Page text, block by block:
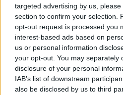
targeted advertising by us,
section to confirm your selection.
opt-out request is processed you
interest-based ads based on
us or personal information
your opt-out. You may separately
disclosure of your personal
IAB’s list of downstream
also be disclosed by us to third
”God chans att bli ny
Utbudet av terrängdugliga
nu på av eldrivna Toyota bZ4X